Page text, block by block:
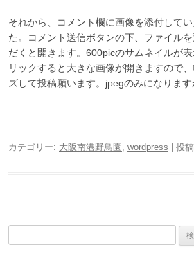
それから、コメント欄に画像を添付して
た。コメント送信ボタンの下、ファイル
だくと開きます。600picのサムネイルが
リックすると大きな画像が開きますので
ズして投稿願います。jpegのみになります
カテゴリー: 大阪南港野鳥園 wordpress | 投